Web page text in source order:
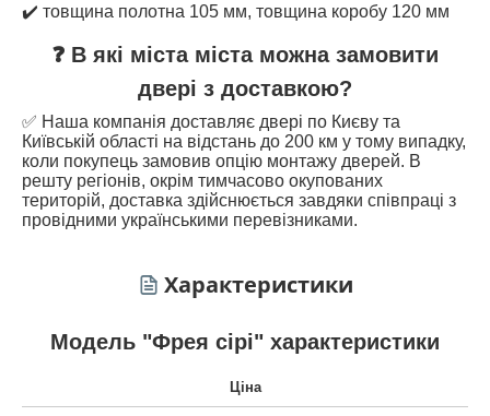
✔️ товщина полотна 105 мм, товщина коробу 120 мм
❓ В які міста міста можна замовити
двері з доставкою?
✅ Наша компанія доставляє двері по Києву та
Київській області на відстань до 200 км у тому випадку,
коли покупець замовив опцію монтажу дверей. В
решту регіонів, окрім тимчасово окупованих
територій, доставка здійснюється завдяки співпраці з
провідними українськими перевізниками.
Характеристики
Модель "Фрея сірі" характеристики
Ціна